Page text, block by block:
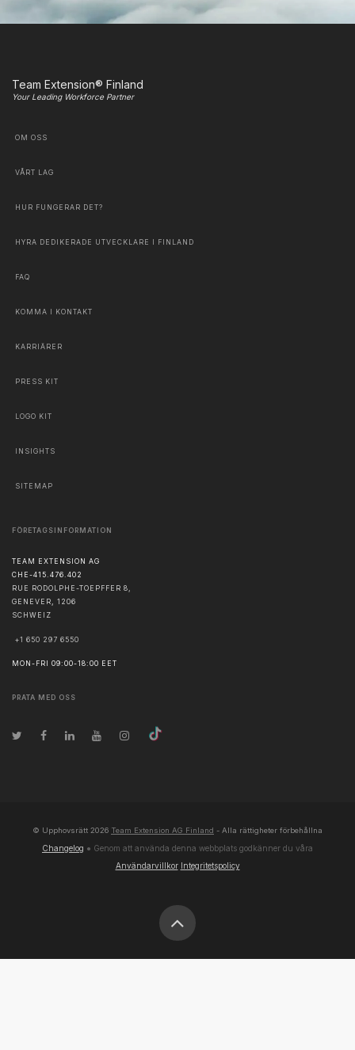
Team Extension® Finland
Your Leading Workforce Partner
OM OSS
VÅRT LAG
HUR FUNGERAR DET?
HYRA DEDIKERADE UTVECKLARE I FINLAND
FAQ
KOMMA I KONTAKT
KARRIÄRER
PRESS KIT
LOGO KIT
INSIGHTS
SITEMAP
FÖRETAGSINFORMATION
TEAM EXTENSION AG
CHE-415.476.402
RUE RODOLPHE-TOEPFFER 8,
GENEVER, 1206
SCHWEIZ
+1 650 297 6550
MON-FRI 09:00-18:00 EET
PRATA MED OSS
© Upphovsrätt 2026 Team Extension AG Finland - Alla rättigheter förbehållna
Changelog ● Genom att använda denna webbplats godkänner du våra
Användarvillkor Integritetspolicy